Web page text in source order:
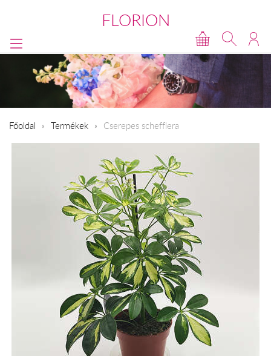
FLORION
Főoldal Termékek Cserepes schefflera